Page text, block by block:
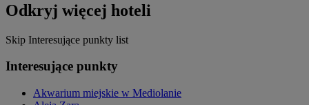
Odkryj więcej hoteli
Skip Interesujące punkty list
Interesujące punkty
Akwarium miejskie w Mediolanie